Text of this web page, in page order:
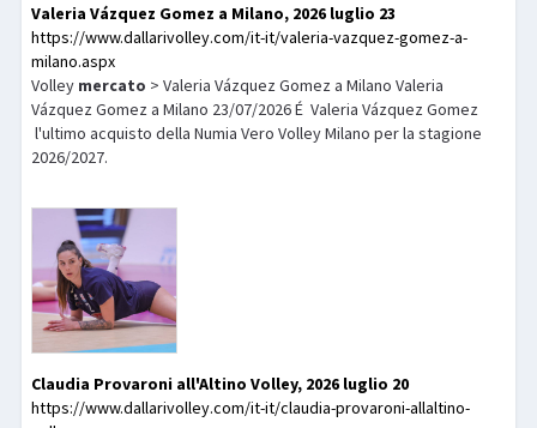
Valeria Vázquez Gomez a Milano, 2026 luglio 23
https://www.dallarivolley.com/it-it/valeria-vazquez-gomez-a-
milano.aspx
Volley mercato > Valeria Vázquez Gomez a Milano Valeria
Vázquez Gomez a Milano 23/07/2026 É Valeria Vázquez Gomez
l'ultimo acquisto della Numia Vero Volley Milano per la stagione
2026/2027.
Claudia Provaroni all'Altino Volley, 2026 luglio 20
https://www.dallarivolley.com/it-it/claudia-provaroni-allaltino-